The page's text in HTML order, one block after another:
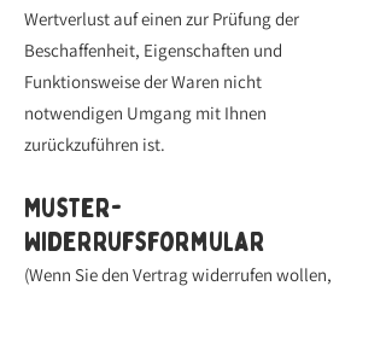
Wertverlust auf einen zur Prüfung der
Beschaffenheit, Eigenschaften und
Funktionsweise der Waren nicht
notwendigen Umgang mit Ihnen
zurückzuführen ist.
Muster-
Widerrufsformular
(Wenn Sie den Vertrag widerrufen wollen,